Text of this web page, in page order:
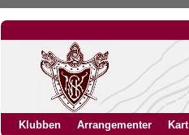
Klubben Arrangementer Kart